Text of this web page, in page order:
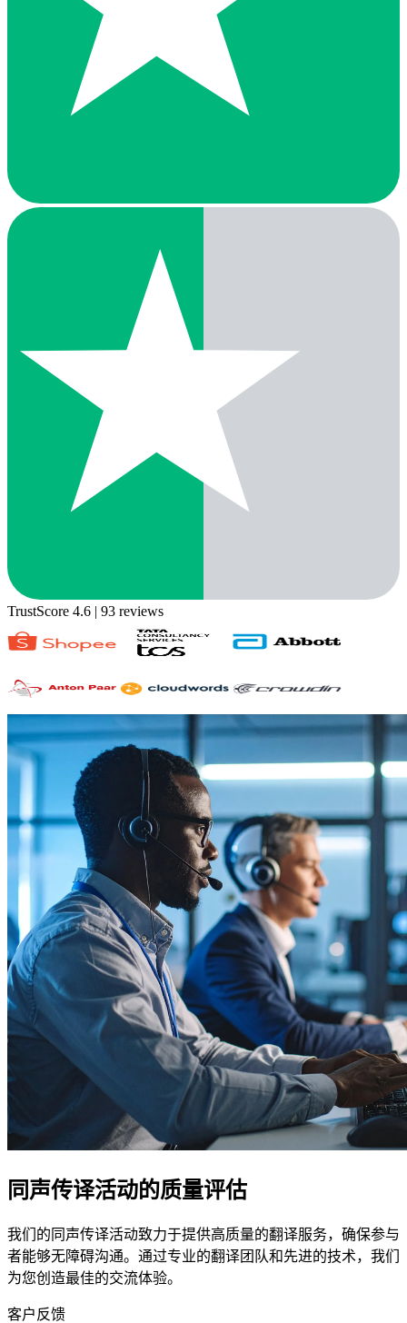
TrustScore 4.6 | 93 reviews
同声传译活动的质量评估
我们的同声传译活动致力于提供高质量的翻译服务，确保参与
者能够无障碍沟通。通过专业的翻译团队和先进的技术，我们
为您创造最佳的交流体验。
客户反馈